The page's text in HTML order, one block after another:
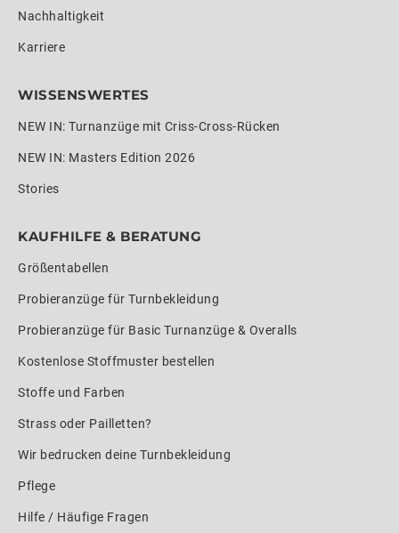
Nachhaltigkeit
Karriere
WISSENSWERTES
NEW IN: Turnanzüge mit Criss-Cross-Rücken
NEW IN: Masters Edition 2026
Stories
KAUFHILFE & BERATUNG
Größentabellen
Probieranzüge für Turnbekleidung
Probieranzüge für Basic Turnanzüge & Overalls
Kostenlose Stoffmuster bestellen
Stoffe und Farben
Strass oder Pailletten?
Wir bedrucken deine Turnbekleidung
Pflege
Hilfe / Häufige Fragen